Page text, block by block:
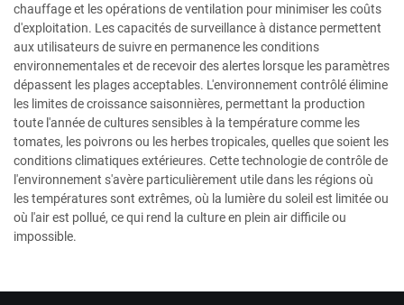
chauffage et les opérations de ventilation pour minimiser les coûts
d'exploitation. Les capacités de surveillance à distance permettent
aux utilisateurs de suivre en permanence les conditions
environnementales et de recevoir des alertes lorsque les paramètres
dépassent les plages acceptables. L'environnement contrôlé élimine
les limites de croissance saisonnières, permettant la production
toute l'année de cultures sensibles à la température comme les
tomates, les poivrons ou les herbes tropicales, quelles que soient les
conditions climatiques extérieures. Cette technologie de contrôle de
l'environnement s'avère particulièrement utile dans les régions où
les températures sont extrêmes, où la lumière du soleil est limitée ou
où l'air est pollué, ce qui rend la culture en plein air difficile ou
impossible.